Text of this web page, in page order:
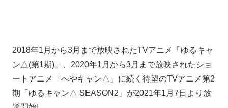
2018年1月から3月まで放映されたTVアニメ「ゆるキャ
ン△(第1期)」、2020年1月から3月まで放映されたショ
ートアニメ「へやキャン△」に続く待望のTVアニメ第2
期「ゆるキャン△ SEASON2」が2021年1月7日より放